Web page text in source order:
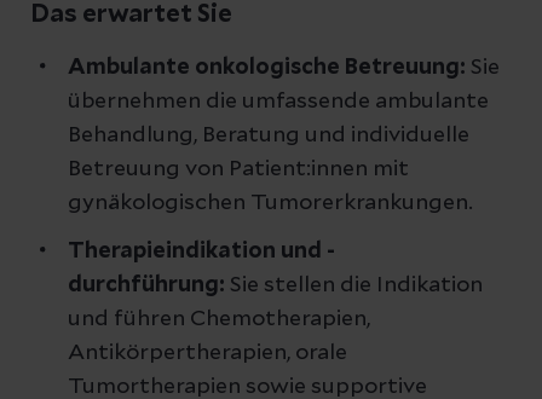
Das erwartet Sie
Ambulante onkologische Betreuung: Sie
übernehmen die umfassende ambulante
Behandlung, Beratung und individuelle
Betreuung von Patient:innen mit
gynäkologischen Tumorerkrankungen.
Therapieindikation und -
durchführung: Sie stellen die Indikation
und führen Chemotherapien,
Antikörpertherapien, orale
Tumortherapien sowie supportive